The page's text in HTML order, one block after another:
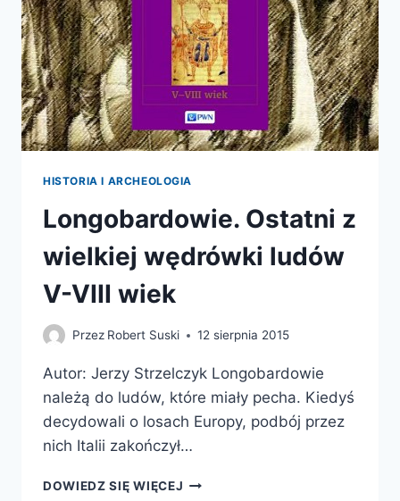
HISTORIA I ARCHEOLOGIA
Longobardowie. Ostatni z
wielkiej wędrówki ludów
V-VIII wiek
Przez Robert Suski 12 sierpnia 2015
Autor: Jerzy Strzelczyk Longobardowie
należą do ludów, które miały pecha. Kiedyś
decydowali o losach Europy, podbój przez
nich Italii zakończył…
DOWIEDZ SIĘ WIĘCEJ LONGOBARDOWIE.